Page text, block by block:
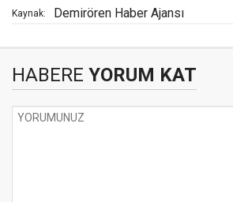
Kaynak: Demirören Haber Ajansı
HABERE YORUM KAT